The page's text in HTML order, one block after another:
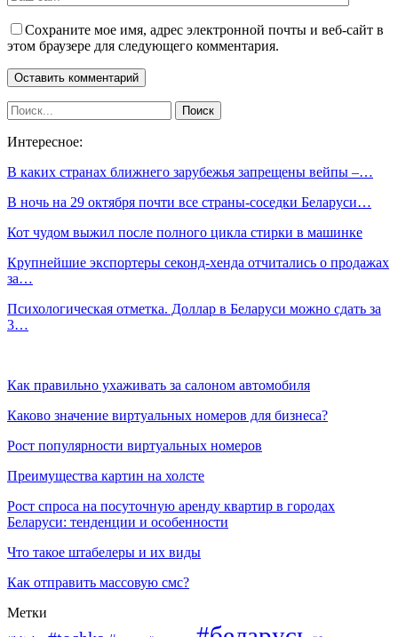
Сохраните мое имя, адрес электронной почты и веб-сайт в
этом браузере для следующего комментария.
Интересное:
В каких странах ближнего зарубежья запрещены вейпы –…
В ночь на 29 октября почти все страны-соседки Беларуси…
Кот чудом выжил после полного цикла стирки в машинке
Крупнейшие экспортеры секонд-хенда отчитались о продажах
за…
Психологическая отметка. Доллар в Беларуси можно сдать за
3…
Как правильно ухаживать за салоном автомобиля
Каково значение виртуальных номеров для бизнеса?
Рост популярности виртуальных номеров
Преимущества картин на холсте
Рост спроса на посуточную аренду квартир в городах
Беларуси: тенденции и особенности
Что такое штабелеры и их виды
Как отправить массовую смс?
Метки